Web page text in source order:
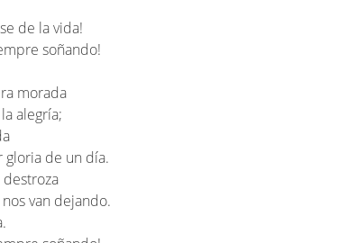
de la vida!
soñando!
morada
alegría;
gloria de un día.
van dejando.